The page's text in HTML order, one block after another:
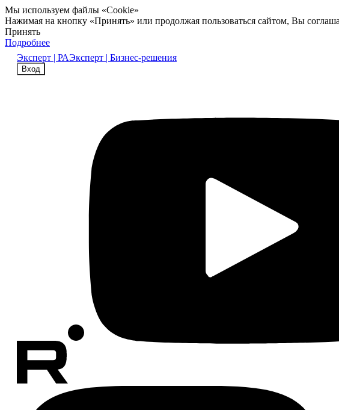
Мы используем файлы «Cookie»
Нажимая на кнопку «Принять» или продолжая пользоваться сайтом, Вы
Принять
Подробнее
Эксперт | РАЭксперт | Бизнес-решения
Вход